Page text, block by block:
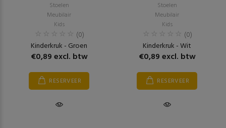
Stoelen
Meubilair
Kids
(0)
Kinderkruk - Groen
€0,89 excl. btw
RESERVEER
Stoelen
Meubilair
Kids
(0)
Kinderkruk - Wit
€0,89 excl. btw
RESERVEER